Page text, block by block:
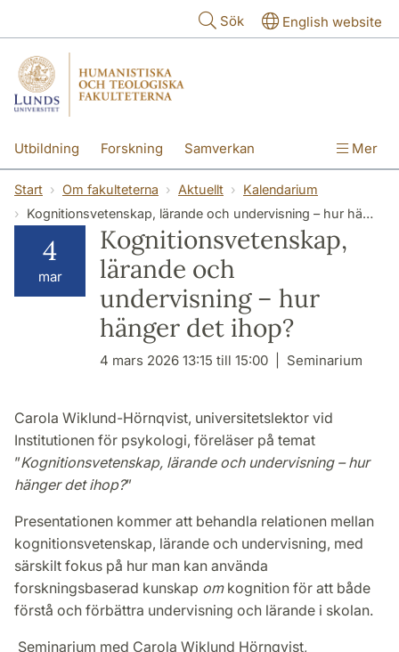
Sök English website
Utbildning Forskning Samverkan
Kontakt Om fakulteterna
Mer
Start Om fakulteterna Aktuellt
Kalendarium
Kognitionsvetenskap, lärande och undervisning – hur hänger det ihop?
4
mar
Kognitionsvetenskap,
lärande och
undervisning – hur
hänger det ihop?
4 mars 2026 13:15 till 15:00 Seminarium
Carola Wiklund-Hörnqvist, universitetslektor vid
Institutionen för psykologi, föreläser på temat
”Kognitionsvetenskap, lärande och undervisning – hur
hänger det ihop?”
Presentationen kommer att behandla relationen mellan
kognitionsvetenskap, lärande och undervisning, med
särskilt fokus på hur man kan använda
forskningsbaserad kunskap omkognition för att både
förstå och förbättra undervisning och lärande i skolan.
Seminarium med Carola Wiklund Hörnqvist,